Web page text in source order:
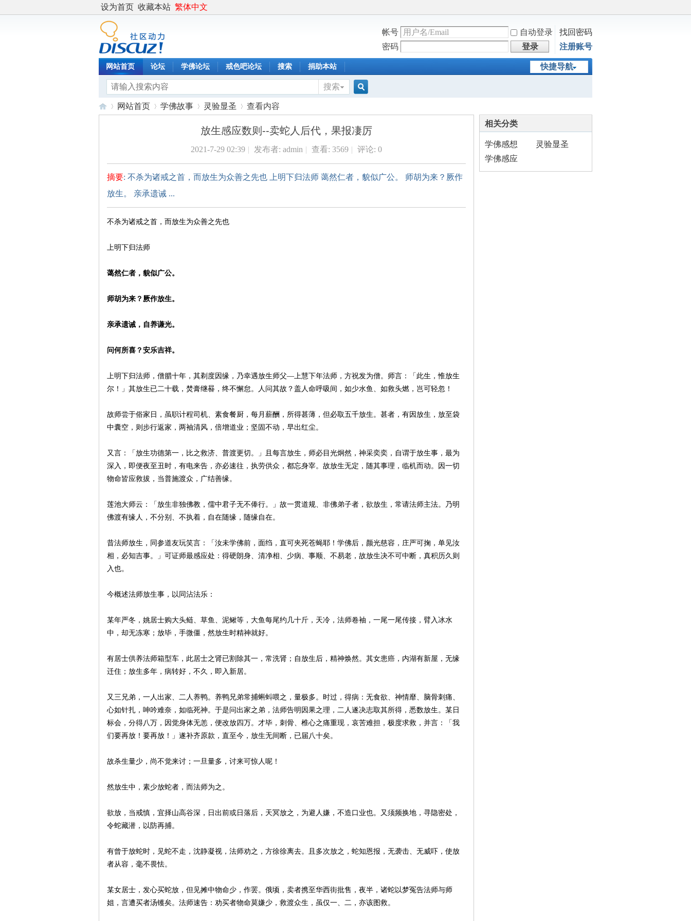
设为首页 收藏本站 繁体中文
帐号 自动登录
找回密码
密码
登录 注册账号
快捷导航
网站首页 论坛 学佛论坛 戒色吧论坛 搜索 捐助本站
搜索
索
网站首页 学佛故事
›
灵验显圣
›
查看内容
放生感应数则--卖蛇人后代，果报凄厉
2021-7-29 02:39 | 发布者: admin | 查看: 3569 | 评论: 0
摘要: 不杀为诸戒之首，而放生为众善之先也 上明下归法师 蔼然仁者，貌似广公。 师胡为来？厥作
放生。 亲承遗诫 ...
不杀为诸戒之首，而放生为众善之先也
上明下归法师
蔼然仁者，貌似广公。
师胡为来？厥作放生。
亲承遗诫，自养谦光。
问何所喜？安乐吉祥。
上明下归法师，僧腊十年，其剃度因缘，乃幸遇放生师父—上慧下年法师，方祝发为僧。师言：「此生，惟放生
尔！」其放生已二十载，焚膏继晷，终不懈怠。人问其故？盖人命呼吸间，如少水鱼、如救头燃，岂可轻忽！
故师尝于俗家日，虽职计程司机、素食餐厨，每月薪酬，所得甚薄，但必取五千放生。甚者，有因放生，放至袋
中囊空，则步行返家，两袖清风，倍增道业；坚固不动，早出红尘。
又言：「放生功德第一，比之救济、普渡更切。」且每言放生，师必目光炯然，神采奕奕，自谓于放生事，最为
深入，即便夜至丑时，有电来告，亦必速往，执劳供众，都忘身宰。故放生无定，随其事理，临机而动。因一切
物命皆应救拔，当普施渡众，广结善缘。
莲池大师云：「放生非独佛教，儒中君子无不俸行。」故一贯道规、非佛弟子者，欲放生，常请法师主法。乃明
佛渡有缘人，不分别、不执着，自在随缘，随缘自在。
昔法师放生，同参道友玩笑言：「汝未学佛前，面绉，直可夹死苍蝇耶！学佛后，颜光慈容，庄严可掬，单见汝
相，必知吉事。」可证师最感应处：得硬朗身、清净相、少病、事顺、不易老，故放生决不可中断，真积历久则
入也。
今概述法师放生事，以同沾法乐：
某年严冬，姚居士购大头鲢、草鱼、泥鳅等，大鱼每尾约几十斤，天冷，法师卷袖，一尾一尾传接，臂入冰水
中，却无冻寒；放毕，手微僵，然放生时精神就好。
有居士供养法师箱型车，此居士之肾已割除其一，常洗肾；自放生后，精神焕然。其女患癌，内湖有新屋，无缘
迁住；放生多年，病转好，不久，即入新居。
又三兄弟，一人出家、二人养鸭。养鸭兄弟常捕蝌蚪喂之，量极多。时过，得病：无食欲、神情靡、脑骨刺痛、
心如针扎，呻吟难奈，如临死神。于是问出家之弟，法师告明因果之理，二人遂决志取其所得，悉数放生。某日
标会，分得八万，因觉身体无恙，便改放四万。才毕，刺骨、椎心之痛重现，哀苦难担，极度求救，并言：「我
们要再放！要再放！」遂补齐原款，直至今，放生无间断，已届八十矣。
故杀生量少，尚不觉来讨；一旦量多，讨来可惊人呢！
然放生中，素少放蛇者，而法师为之。
欲放，当戒慎，宜择山高谷深，日出前或日落后，天冥放之，为避人嫌，不造口业也。又须频换地，寻隐密处，
令蛇藏潜，以防再捕。
有曾于放蛇时，见蛇不走，沈静凝视，法师劝之，方徐徐离去。且多次放之，蛇知恩报，无袭击、无威吓，使放
者从容，毫不畏怯。
某女居士，发心买蛇放，但见摊中物命少，作罢。俄顷，卖者携至华西街批售，夜半，诸蛇以梦冤告法师与师
姐，言遭买者汤镬矣。法师速告：劝买者物命莫嫌少，救渡众生，虽仅一、二，亦该图救。
相关分类
学佛感想
灵验显圣
学佛感应